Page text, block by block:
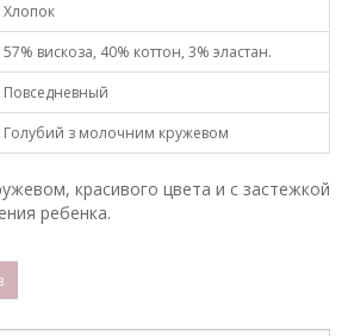
Хлопок
57% вискоза, 40% коттон, 3% эластан.
Повседневный
Голубий з молочним кружевом
красивого цвета и с застежкой
ребенка.